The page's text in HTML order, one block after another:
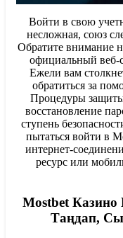
Войти в свою
несложная, союз
Обратите внимание
официальный веб-
Ежели вам
обратиться за
Процедуры
восстановление
ступень
пытаться войти в
интернет-
ресурс или
Mostbet Казино
Таңдап,